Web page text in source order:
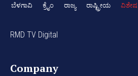
ಬೆಳಗಾವಿ ಕ್ರೈಂ ರಾಜ್ಯ ರಾಷ್ಟ್ರೀಯ ವಿಶೇಷ
RMD TV Digital
Company